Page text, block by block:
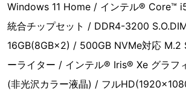
Windows 11 Home / インテル® Core™
統合チップセット / DDR4-3200
16GB(8GB×2) / 500GB NVMe対応 M.2
ーライター / インテル® Iris® Xe グラフ
(非光沢カラー液晶) / フル